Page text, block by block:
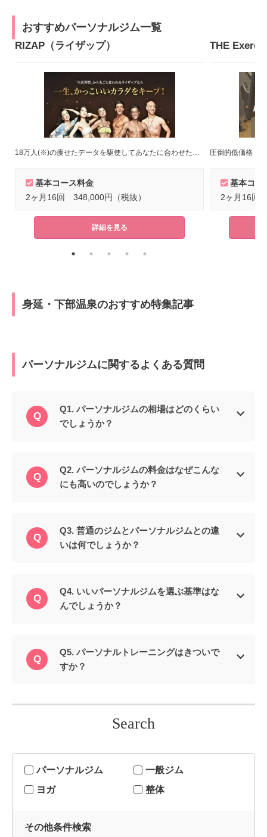
おすすめパーソナルジム一覧
RIZAP（ライザップ）
基本コース料金
2ヶ月16回 348,000円（税抜）
詳細を見る
圧倒的低価格！
基本コー
2ヶ月16回
身延・下部温泉のおすすめ特集記事
パーソナルジムに関するよくある質問
Q1. パーソナルジムの相場はどのくらい
でしょうか？
Q2. パーソナルジムの料金はなぜこんな
にも高いのでしょうか？
Q3. 普通のジムとパーソナルジムとの違
いは何でしょうか？
Q4. いいパーソナルジムを選ぶ基準はな
んでしょうか？
Q5. パーソナルトレーニングはきついで
すか？
Search
パーソナルジム
一般ジム
ヨガ
整体
その他条件検索